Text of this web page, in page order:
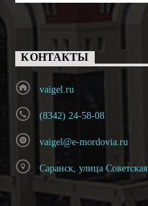
КОНТАКТЫ
vaigel.ru
(8342) 24-58-08
vaigel@e-mordovia.ru
Саранск, улица